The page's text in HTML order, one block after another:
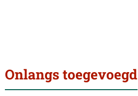
Onlangs toegevoegd